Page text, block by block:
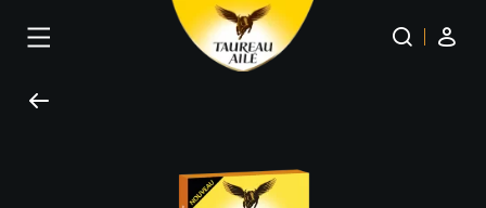
Panneau de gestion des cookies